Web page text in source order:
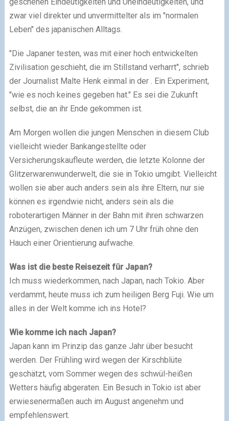
geschehen Eindeutigkeiten und Uneindeutigkeiten, und
zwar viel direkter und unvermittelter als im "normalen
Leben" des japanischen Alltags.
"Die Japaner testen, was mit einer hoch entwickelten
Zivilisation geschieht, die im Stillstand verharrt", schrieb
der Journalist Malte Henk einmal in der . Ein Experiment,
"wie es noch keines gegeben hat." Es sei die Zukunft
selbst, die an ihr Ende gekommen ist.
Am Morgen wollen die jungen Menschen in diesem Club
vielleicht wieder Bankangestellte oder
Versicherungskaufleute werden, die letzte Kolonne der
Glitzerwarenwunderwelt, die sie in Tokio umgibt. Vielleicht
wollen sie aber auch anders sein als ihre Eltern, nur sie
können es irgendwie nicht, anders sein als die
roboterartigen Männer in der Bahn mit ihren schwarzen
Anzügen, zwischen denen ich um 7 Uhr früh ohne den
Hauch einer Orientierung aufwache.
Was ist die beste Reisezeit für Japan?
Ich muss wiederkommen, nach Japan, nach Tokio. Aber
verdammt, heute muss ich zum heiligen Berg Fuji. Wie um
alles in der Welt komme ich ins Hotel?
Wie komme ich nach Japan?
Japan kann im Prinzip das ganze Jahr über besucht
werden. Der Frühling wird wegen der Kirschblüte
geschätzt, vom Sommer wegen des schwül-heißen
Wetters häufig abgeraten. Ein Besuch in Tokio ist aber
erwiesenermaßen auch im August angenehm und
empfehlenswert.